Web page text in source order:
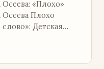
«Плохо»
Осеева Плохо
Детская